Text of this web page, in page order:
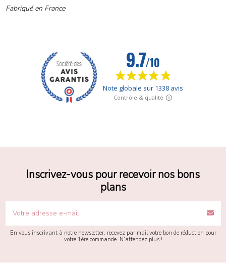
Fabriqué en France
Inscrivez-vous pour recevoir nos bons
plans
En vous inscrivant à notre newsletter, recevez par mail votre bon de réduction pour
votre 1ère commande. N'attendez plus !